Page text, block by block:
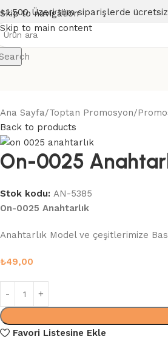
Skip to navigation
Skip to main content
₺1.500 Üzeri tüm siparişlerde
Ana Sayfa Toptan Promosyon
Back to products
On-0025
Stok kodu: AN-5385
On-0025 Anahtarlık
Anahtarlık Model ve çeşitlerimize
₺49,00
Favori Listesine Ekle